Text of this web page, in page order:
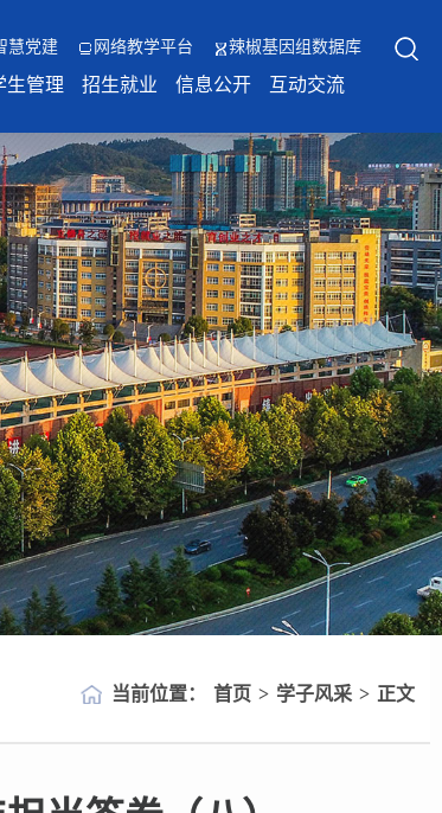
慧党建 网络教学平台 辣椒基因组数据库
生管理 招生就业 信息公开 互动交流
当前位置： 首页 > 学子风采 > 正文